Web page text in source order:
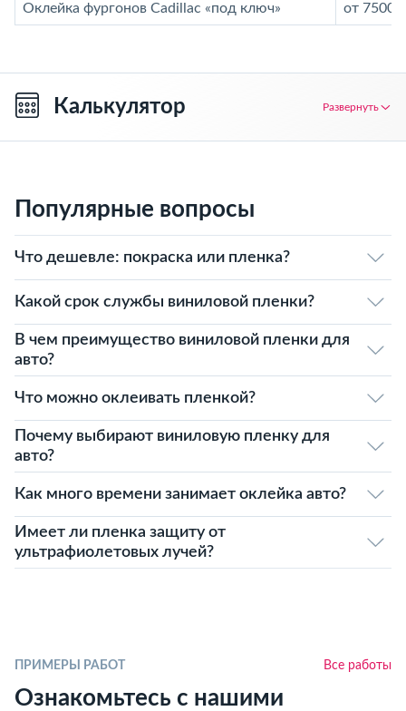
Оклейка фургонов Cadillac «под ключ» от 7500
Калькулятор Развернуть
Популярные вопросы
Что дешевле: покраска или пленка?
Какой срок службы виниловой пленки?
В чем преимущество виниловой пленки для
авто?
Что можно оклеивать пленкой?
Почему выбирают виниловую пленку для
авто?
Как много времени занимает оклейка авто?
Имеет ли пленка защиту от
ультрафиолетовых лучей?
ПРИМЕРЫ РАБОТ Все работы
Ознакомьтесь с нашими